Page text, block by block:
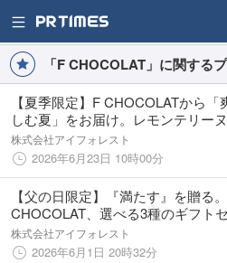
「F CHOCOLAT」に関する
【夏季限定】F CHOCOLATから「
しむ夏」をお届け。レモンテリー
スムージーが登場！
株式会社アイフォレスト
2026年6月23日 10時00分
【父の日限定】『満たす』を贈る
CHOCOLAT、選べる3種のギフト
売
株式会社アイフォレスト
2026年6月1日 20時32分